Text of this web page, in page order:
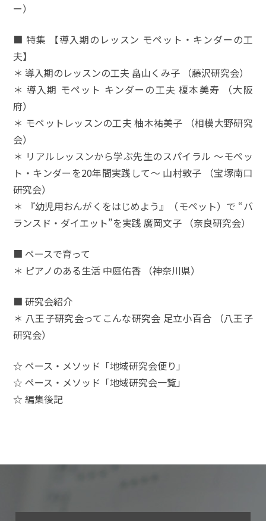
ー）
■ 特集 【導入期のレッスン モペット・キンダーの工
夫】
＊ 導入期のレッスンの工夫 畠山くみ子 （藤沢研究会）
＊ 導入期 モペット キンダーの工夫 榎本美寿 （大阪
府）
＊ モペットレッスンの工夫 柚木祐美子 （相模大野研究
会）
＊ リアルレッスンから学ぶ先生のスパイラル ～モペッ
ト・キンダーを20年間実践して～ 山村敦子 （宝塚南口
研究会）
＊ 『幼児用おんがくをはじめよう』（モペット）で “バ
ランスド・ダイエット”を実践 廣岡文子 （奈良研究会）
■ ペースで育って
＊ ピアノのある生活 中庭佑香 （神奈川県）
■ 研究会紹介
＊ 八王子研究会ってこんな研究会 足立小百合 （八王子
研究会）
☆ ペース・メソッド「地域研究会便り」
☆ ペース・メソッド「地域研究会一覧」
☆ 編集後記